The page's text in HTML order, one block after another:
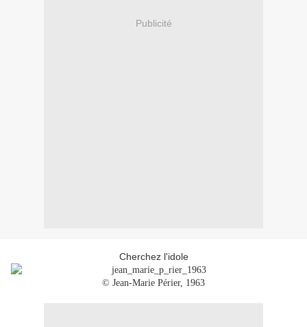
Publicité
Cherchez l'idole
© Jean-Marie Périer, 1963